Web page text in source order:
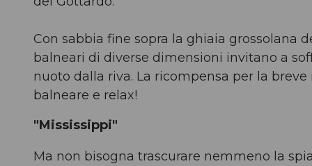
Con sabbia fine sopra la ghiaia grossolana
balneari di diverse dimensioni invitano a
nuoto dalla riva. La ricompensa per la
balneare e relax!
"Mississippi"
Ma non bisogna trascurare nemmeno la